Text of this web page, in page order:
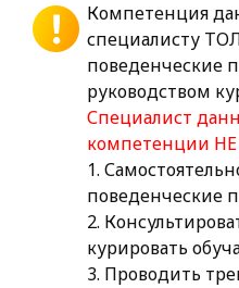
Компетенция
специалисту
поведенческие
руководством
Специалист
компетенции
1.
поведенческие
2.
курировать
3. Проводить